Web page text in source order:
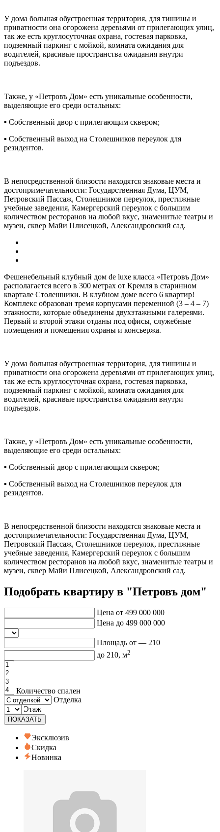
У дома большая обустроенная территория, для тишины и
приватности она огорожена деревьями от прилегающих улиц,
так же есть круглосуточная охрана, гостевая парковка,
подземный паркинг с мойкой, комната ожидания для
водителей, красивые пространства ожидания внутри
подъездов.
Также, у «Петровъ Дом» есть уникальные особенности,
выделяющие его среди остальных:
▪ Собственный двор с прилегающим сквером;
▪ Собственный выход на Столешников переулок для
резидентов.
В непосредственной близости находятся знаковые места и
достопримечательности: Государственная Дума, ЦУМ,
Петровский Пассаж, Столешников переулок, престижные
учебные заведения, Камергерский переулок с большим
количеством ресторанов на любой вкус, знаменитые театры и
музеи, сквер Майи Плисецкой, Александровский сад.
Фешенебельный клубный дом de luxe класса «Петровъ Дом»
располагается всего в 300 метрах от Кремля в старинном
квартале Столешники. В клубном доме всего 6 квартир!
Комплекс образован тремя корпусами переменной (3 – 4 – 7)
этажности, которые объединены двухэтажными галереями.
Первый и второй этажи отданы под офисы, служебные
помещения и помещения охраны и консьержа.
У дома большая обустроенная территория, для тишины и
приватности она огорожена деревьями от прилегающих улиц,
так же есть круглосуточная охрана, гостевая парковка,
подземный паркинг с мойкой, комната ожидания для
водителей, красивые пространства ожидания внутри
подъездов.
Также, у «Петровъ Дом» есть уникальные особенности,
выделяющие его среди остальных:
▪ Собственный двор с прилегающим сквером;
▪ Собственный выход на Столешников переулок для
резидентов.
В непосредственной близости находятся знаковые места и
достопримечательности: Государственная Дума, ЦУМ,
Петровский Пассаж, Столешников переулок, престижные
учебные заведения, Камергерский переулок с большим
количеством ресторанов на любой вкус, знаменитые театры и
музеи, сквер Майи Плисецкой, Александровский сад.
Подобрать квартиру в "Петровъ дом"
Цена от 499 000 000
Цена до 499 000 000
Площадь от — 210
до 210, м2
Количество спален
Отделка
Этаж
ПОКАЗАТЬ
Эксклюзив
Скидка
Новинка